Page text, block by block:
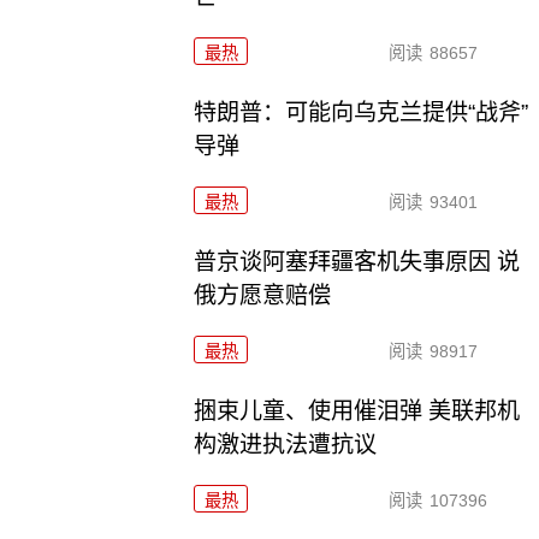
最热 阅读 88657
特朗普：可能向乌克兰提供“战斧”
导弹
最热 阅读 93401
普京谈阿塞拜疆客机失事原因 说
俄方愿意赔偿
最热 阅读 98917
捆束儿童、使用催泪弹 美联邦机
构激进执法遭抗议
最热 阅读 107396